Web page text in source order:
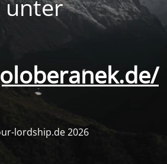
unter
lordship.de 2026